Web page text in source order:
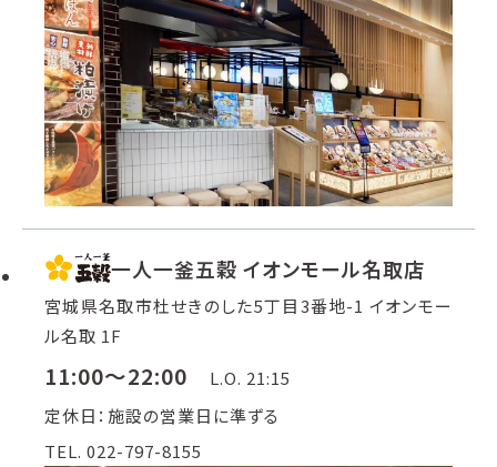
一人一釜五穀 イオンモール名取店
宮城県名取市杜せきのした5丁目3番地-1 イオンモー
ル名取 1F
11:00～22:00
L.O. 21:15
定休日：施設の営業日に準ずる
TEL. 022-797-8155